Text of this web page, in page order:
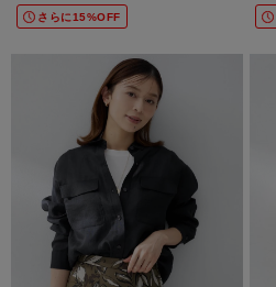
さらに15%OFF